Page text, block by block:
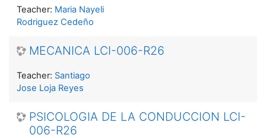
Teacher: Maria Nayeli
Rodriguez Cedeño
MECANICA LCI-006-R26
Teacher: Santiago
Jose Loja Reyes
PSICOLOGIA DE LA CONDUCCION LCI-
006-R26